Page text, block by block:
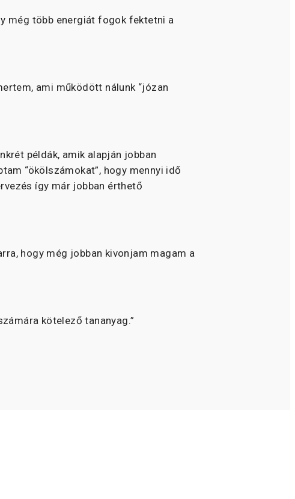
még több energiát fogok fektetni a
ami működött nálunk “józan
példák, amik alapján jobban
“ökölszámokat”, hogy mennyi idő
így már jobban érthető
hogy még jobban kivonjam magam a
kötelező tananyag.”